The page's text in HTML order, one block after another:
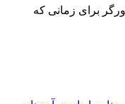
برای زمانی که